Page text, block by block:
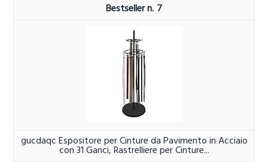
7
gucdaqc Espositore per Cinture da Pavimento in Acciaio
con 31 Ganci, Rastrelliere per Cinture...